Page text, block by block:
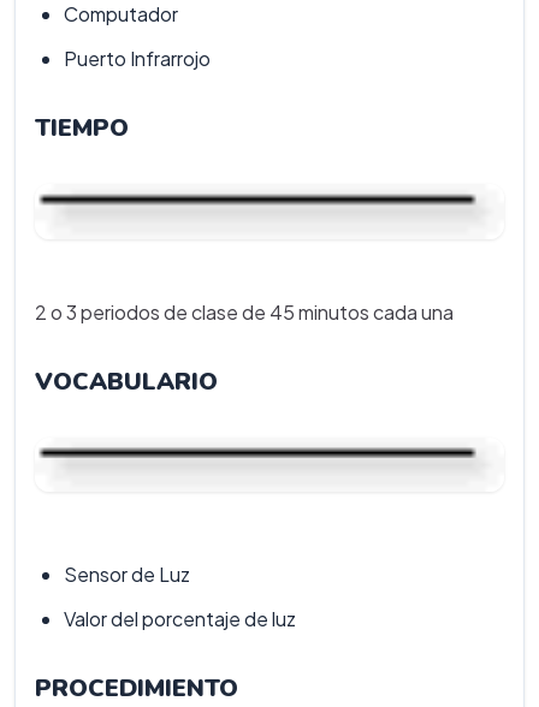
Computador
Puerto Infrarrojo
TIEMPO
2 o 3 periodos de clase de 45 minutos cada una
VOCABULARIO
Sensor de Luz
Valor del porcentaje de luz
PROCEDIMIENTO